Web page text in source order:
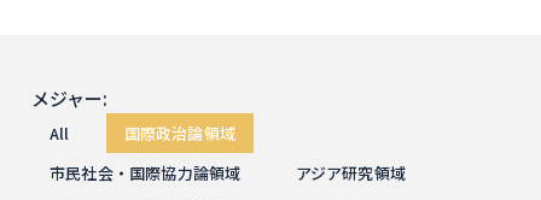
メジャー:
All
国際政治論領域
市民社会・国際協力論領域
アジア研究領域